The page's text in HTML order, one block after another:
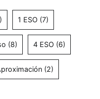
1 ESO (7)
(8) 4 ESO (6)
(2)